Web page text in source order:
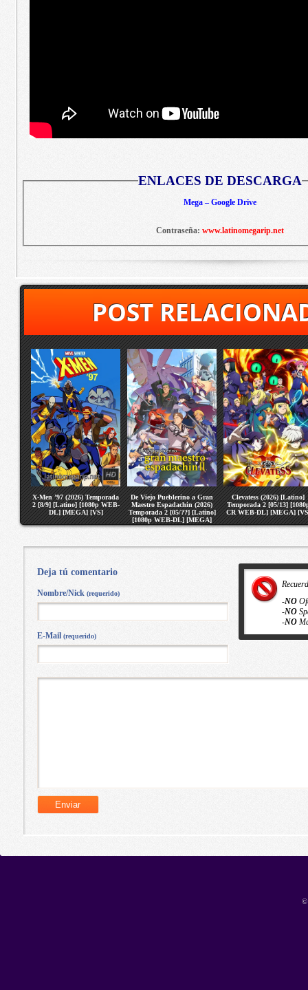
ENLACES DE DESCARGA
Mega – Google Drive
Contraseña: www.latinomegarip.net
POST
X-Men ’97 (2026) Temporada
2 [8/9] [Latino] [1080p WEB-
DL] [MEGA] [VS]
De Viejo Pueblerino a Gran
Maestro Espadachin (2026)
Temporada 2 [05/??] [Latino]
[1080p WEB-DL] [MEGA]
[VS]
Clevatess (2026) [Latino]
Temporada 2 [05/13]
CR WEB-DL] [MEGA]
-NO
-NO
-NO
Deja tú comentario
Nombre/Nick (requerido)
E-Mail (requerido)
©